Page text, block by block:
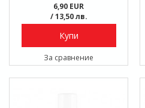
6,90 EUR
/ 13,50 лв.
Купи
За сравнение